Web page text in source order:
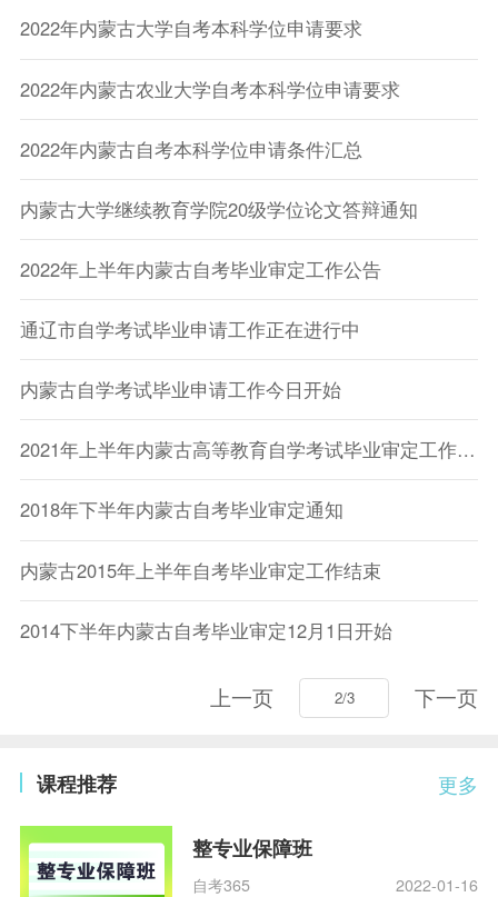
2022年内蒙古大学自考本科学位申请要求
2022年内蒙古农业大学自考本科学位申请要求
2022年内蒙古自考本科学位申请条件汇总
内蒙古大学继续教育学院20级学位论文答辩通知
2022年上半年内蒙古自考毕业审定工作公告
通辽市自学考试毕业申请工作正在进行中
内蒙古自学考试毕业申请工作今日开始
2021年上半年内蒙古高等教育自学考试毕业审定工作的通知
2018年下半年内蒙古自考毕业审定通知
内蒙古2015年上半年自考毕业审定工作结束
2014下半年内蒙古自考毕业审定12月1日开始
上一页 下一页
更多
课程推荐
整专业保障班
自考365 2022-01-16